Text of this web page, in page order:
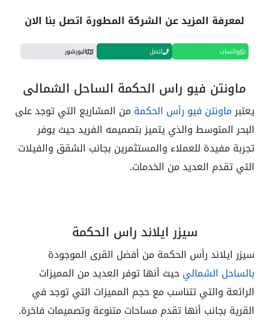
لمعرفة المزيد عن الشركة المطورة اتصل بنا الان
واتساب اتصل البورشور
ماونتن فيو راس الحكمة الساحل الشمالى
يعتبرماونتن فيو رأس الحكمة من المشاريع التي توجد على
البحر المتوسط والذي يتميز بتصميمه الفريد حيث يوفر
تجربة مفيدة للعملاء والمستثمرين بجانب الشقق والفيلات
التي تقدم العديد من الخدمات.
سيزر ايلاند راس الحكمة
سيزر ايلاند رأس الحكمة من أفضل القرى الموجودة
بالساحل الشماليحيث أنها توفر العديد من المميزات
الرائعة والتي تتناسب مع حجم المميزات التي توجد في
القرية بجانب أنها تقدم مساحات متنوعة وتصميمات فاخرة.